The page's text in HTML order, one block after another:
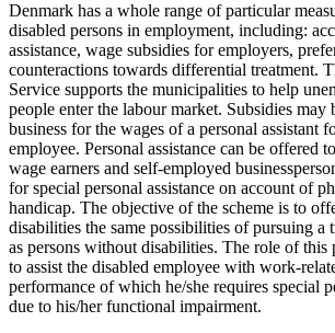
Denmark has a whole range of particular
disabled persons in employment, including:
assistance, wage subsidies for employers,
counteractions towards differential treatment.
Service supports the municipalities to help
people enter the labour market. Subsidies may
business for the wages of a personal assistant
employee. Personal assistance can be offered
wage earners and self-employed
for special personal assistance on account of
handicap. The objective of the scheme is to
disabilities the same possibilities of pursuing a
as persons without disabilities. The role of this
to assist the disabled employee with work-
performance of which he/she requires special
due to his/her functional impairment.